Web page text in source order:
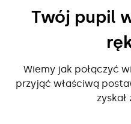
Twój pupil
Wiemy jak połączyć
przyjąć właściwą
zyskał